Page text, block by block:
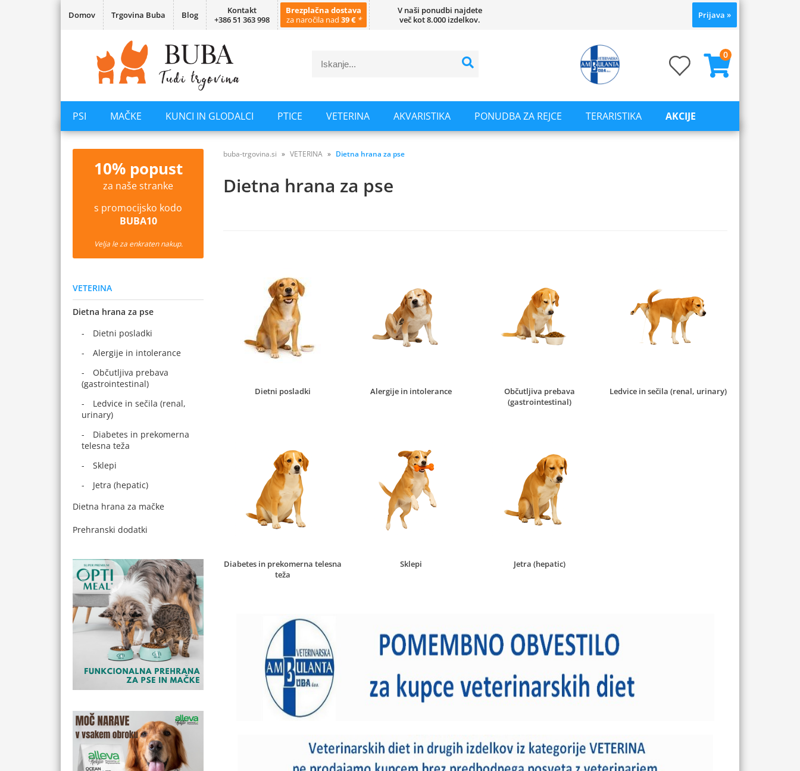
Domov Trgovina Buba Blog
Kontakt
+386 51 363 998
Brezplačna dostava
za naročila nad 39 € *
V naši ponudbi najdete
več kot 8.000 izdelkov.
Prijava »
0
PSI MAČKE KUNCI IN GLODALCI PTICE VETERINA AKVARISTIKA PONUDBA ZA REJCE TERARISTIKA AKCIJE
10% popust
za naše stranke
s promocijsko kodo
BUBA10
Velja le za enkraten nakup.
VETERINA
Dietna hrana za pse
Dietni posladki
Alergije in intolerance
Občutljiva prebava
(gastrointestinal)
Ledvice in sečila (renal,
urinary)
Diabetes in prekomerna
telesna teža
Sklepi
Jetra (hepatic)
Dietna hrana za mačke
Prehranski dodatki
buba-trgovina.si VETERINA Dietna hrana za pse
Dietna hrana za pse
Dietni posladki Alergije in intolerance
Občutljiva prebava
(gastrointestinal)
Ledvice in sečila (renal, urinary)
Diabetes in prekomerna telesna
teža
Sklepi Jetra (hepatic)